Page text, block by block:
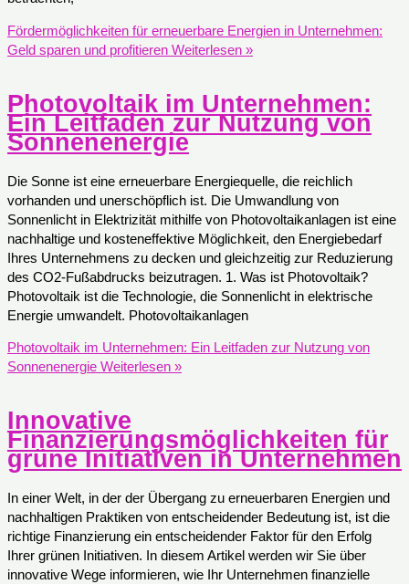
Fördermöglichkeiten für erneuerbare Energien in Unternehmen:
Geld sparen und profitieren Weiterlesen »
Photovoltaik im Unternehmen:
Ein Leitfaden zur Nutzung von
Sonnenenergie
Die Sonne ist eine erneuerbare Energiequelle, die reichlich
vorhanden und unerschöpflich ist. Die Umwandlung von
Sonnenlicht in Elektrizität mithilfe von Photovoltaikanlagen ist eine
nachhaltige und kosteneffektive Möglichkeit, den Energiebedarf
Ihres Unternehmens zu decken und gleichzeitig zur Reduzierung
des CO2-Fußabdrucks beizutragen. 1. Was ist Photovoltaik?
Photovoltaik ist die Technologie, die Sonnenlicht in elektrische
Energie umwandelt. Photovoltaikanlagen
Photovoltaik im Unternehmen: Ein Leitfaden zur Nutzung von
Sonnenenergie Weiterlesen »
Innovative
Finanzierungsmöglichkeiten für
grüne Initiativen in Unternehmen
In einer Welt, in der der Übergang zu erneuerbaren Energien und
nachhaltigen Praktiken von entscheidender Bedeutung ist, ist die
richtige Finanzierung ein entscheidender Faktor für den Erfolg
Ihrer grünen Initiativen. In diesem Artikel werden wir Sie über
innovative Wege informieren, wie Ihr Unternehmen finanzielle